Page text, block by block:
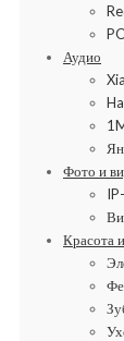
Аудио
Фото и
Красота